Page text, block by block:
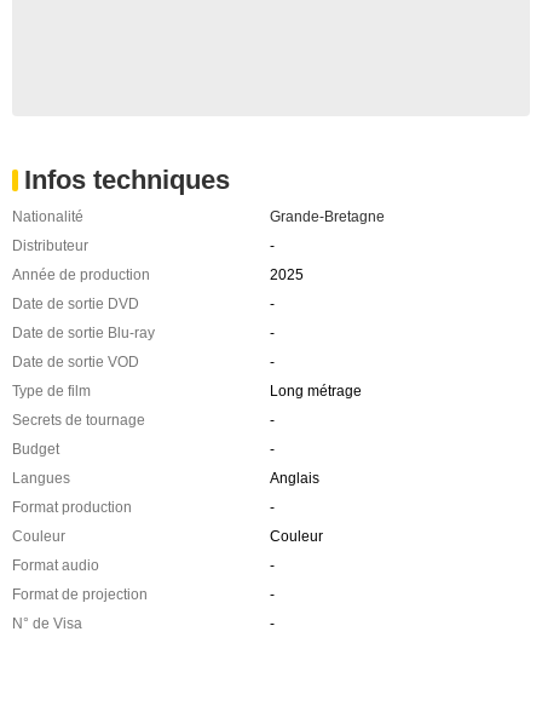
Infos techniques
Nationalité
Grande-Bretagne
Distributeur
-
Année de production
2025
Date de sortie DVD
-
Date de sortie Blu-ray
-
Date de sortie VOD
-
Type de film
Long métrage
Secrets de tournage
-
Budget
-
Langues
Anglais
Format production
-
Couleur
Couleur
Format audio
-
Format de projection
-
N° de Visa
-